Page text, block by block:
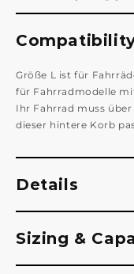
Größe L ist für
für Fahrradmodelle
Ihr Fahrrad muss
dieser hintere Korb
Details
Sizing &